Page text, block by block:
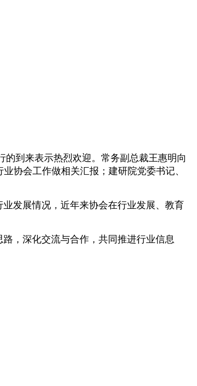
到来表示热烈欢迎。常务副总裁王惠明向
协会工作做相关汇报；建研院党委书记、
发展情况，近年来协会在行业发展、教育
，深化交流与合作，共同推进行业信息